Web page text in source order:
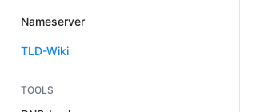
Nameserver
TLD-Wiki
TOOLS